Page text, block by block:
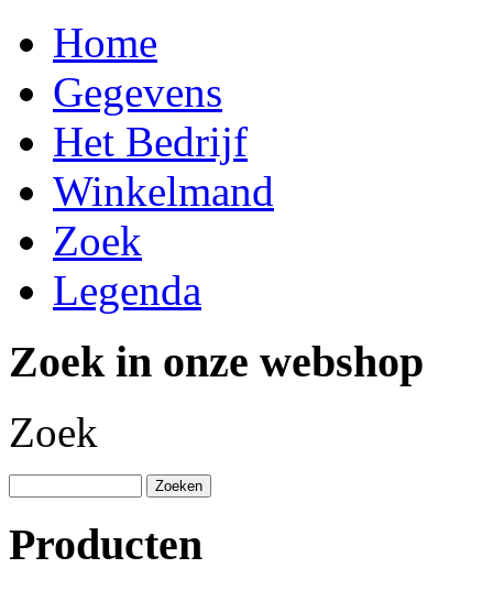
Home
Gegevens
Het Bedrijf
Winkelmand
Zoek
Legenda
Zoek in onze webshop
Zoek
Producten